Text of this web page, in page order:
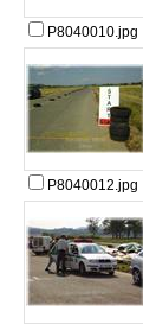
P8040010.jpg
P8040012.jpg